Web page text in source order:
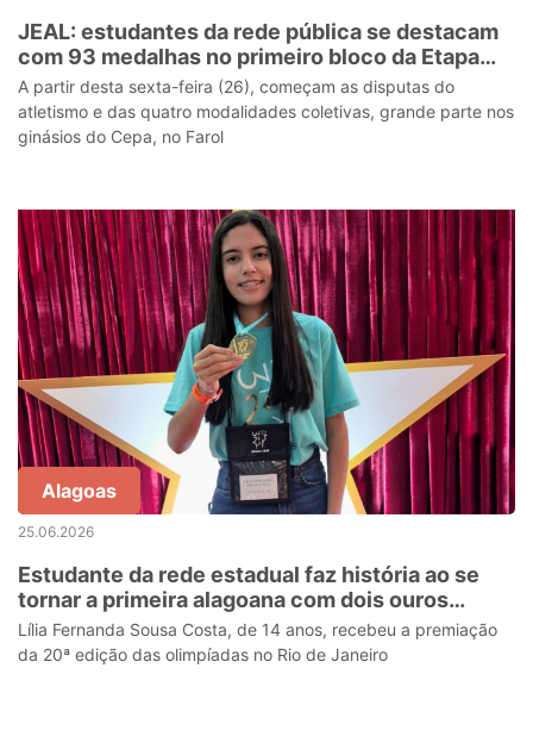
JEAL: estudantes da rede pública se destacam
com 93 medalhas no primeiro bloco da Etapa
Estadual
A partir desta sexta-feira (26), começam as disputas do
atletismo e das quatro modalidades coletivas, grande parte nos
ginásios do Cepa, no Farol
Alagoas
25.06.2026
Estudante da rede estadual faz história ao se
tornar a primeira alagoana com dois ouros
consecutivos na OBMEP
Lília Fernanda Sousa Costa, de 14 anos, recebeu a premiação
da 20ª edição das olimpíadas no Rio de Janeiro